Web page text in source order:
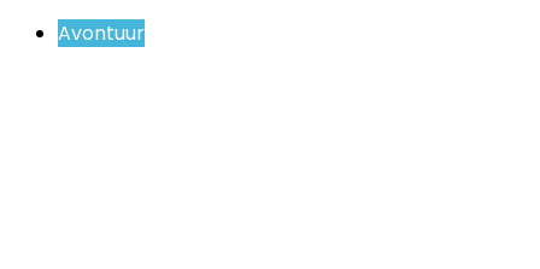
Avontuur